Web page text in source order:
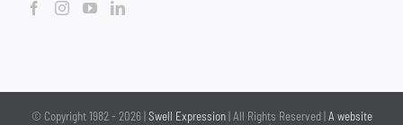
© Copyright 1982 - 2026 | Swell Expression| All Rights Reserved | A website